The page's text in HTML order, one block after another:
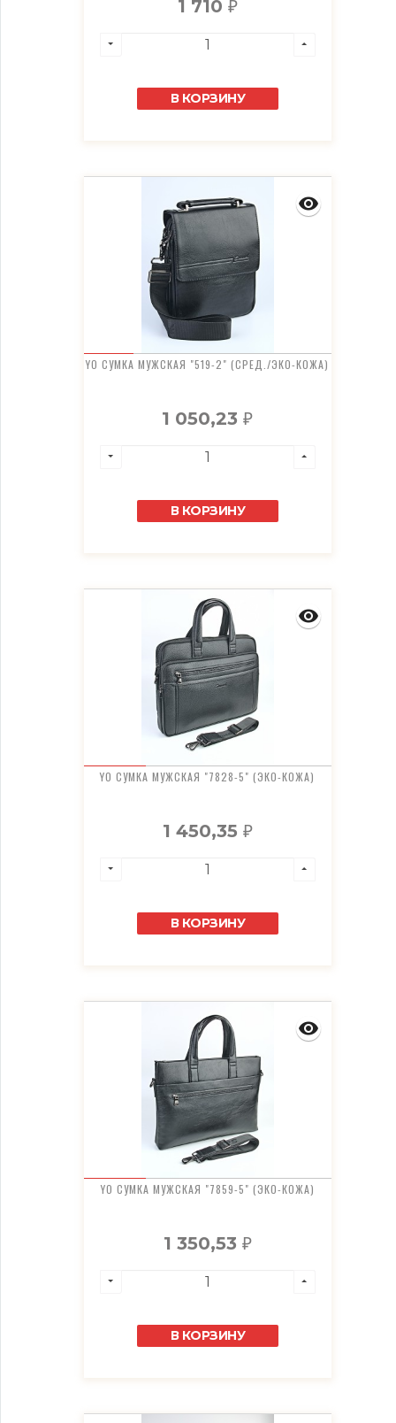
1 710 ₽
В КОРЗИНУ
YO СУМКА МУЖСКАЯ "519-2" (СРЕД./ЭКО-КОЖА)
1 050,23₽
В КОРЗИНУ
YO СУМКА МУЖСКАЯ "7828-5" (ЭКО-КОЖА)
1 450,35 ₽
В КОРЗИНУ
YO СУМКА МУЖСКАЯ "7859-5" (ЭКО-КОЖА)
1 350,53 ₽
В КОРЗИНУ